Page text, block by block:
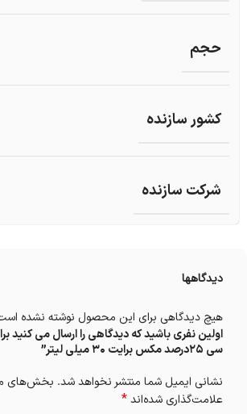
حجم
کشور سازنده
شرکت سازنده
دیدگاهها
هیچ دیدگاهی برای این محصول نوشته نشده
اولین نفری باشید که دیدگاهی را ارسال می کنید
سی 25درصد مکس برایت 30 میلی لیتر”
نشانی ایمیل شما منتشر نخواهد شد. بخش‌های
علامت‌گذاری شده‌اند*